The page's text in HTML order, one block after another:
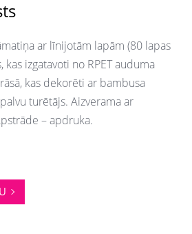
ar līnijotām lapām (80 lapas
kas izgatavoti no RPET auduma
kas dekorēti ar bambusa
turētājs. Aizverama ar
– apdruka.